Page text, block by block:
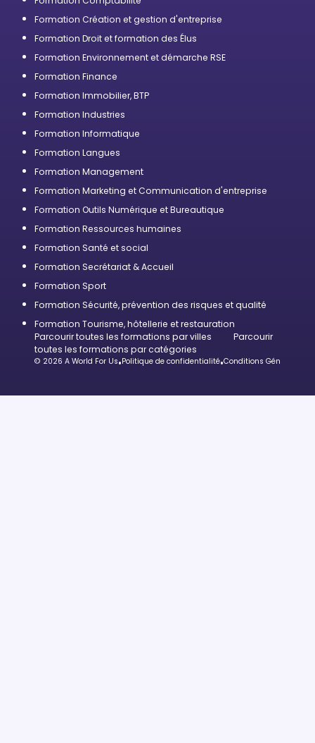
Formation Création et gestion d'entreprise
Formation Droit et formation des Élus
Formation Environnement et démarche RSE
Formation Finance
Formation Immobilier, BTP
Formation Industries
Formation Informatique
Formation Langues
Formation Management
Formation Marketing et Communication d'entreprise
Formation Outils Numérique et Bureautique
Formation Ressources humaines
Formation Santé et social
Formation Secrétariat & Accueil
Formation Sport
Formation Sécurité, prévention des risques et qualité
Formation Tourisme, hôtellerie et restauration
Parcourir toutes les formations par villes
Parcourir
toutes les formations par catégories
© 2026 A World For Us•Politique de confidentialité•Conditions Générales